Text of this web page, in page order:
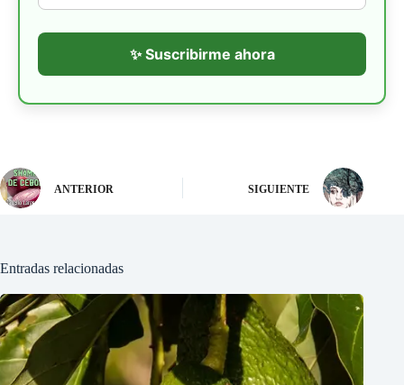
✨ Suscribirme ahora
ANTERIOR SIGUIENTE
Entradas relacionadas